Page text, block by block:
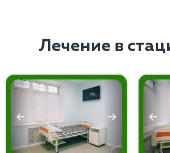
требующее профессионального
подхода и комплексного лечения.
Лечение в